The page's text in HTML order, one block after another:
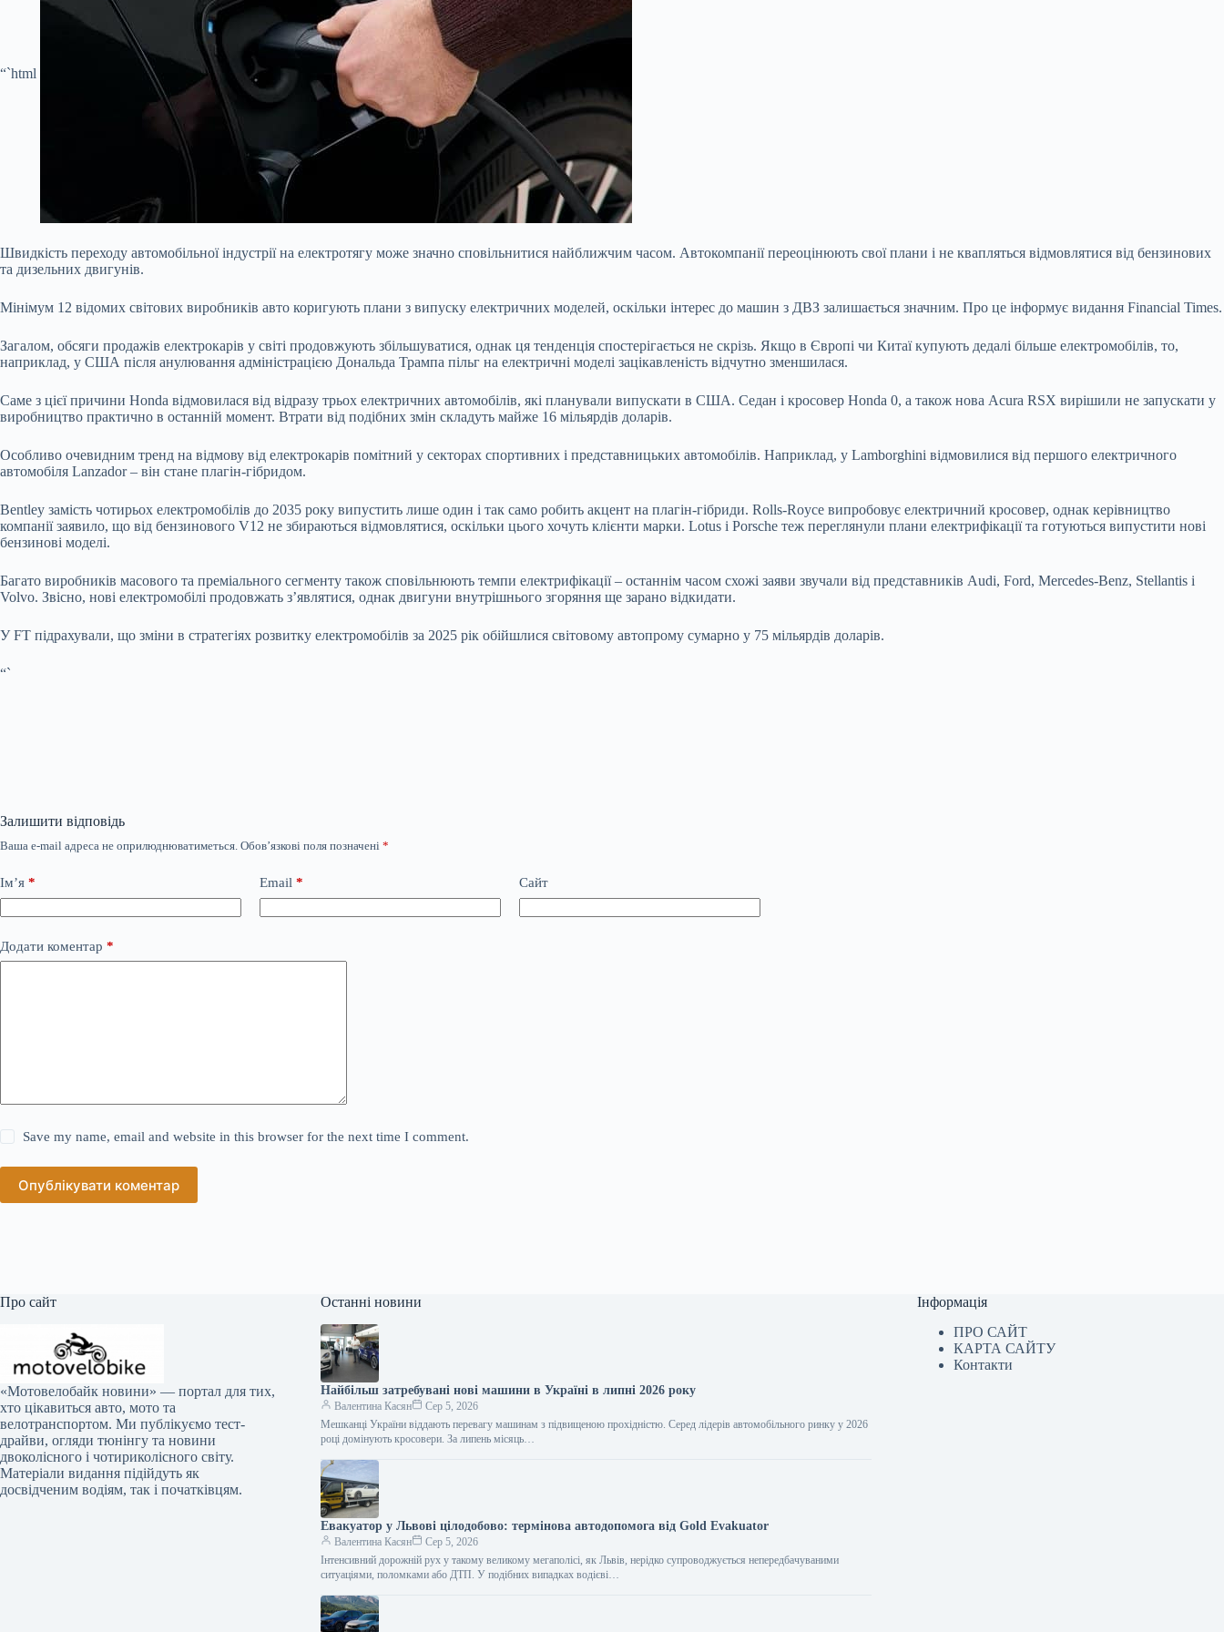
“`html
Швидкість переходу автомобільної індустрії на електротягу може значно сповільнитися найближчим часом. Автокомпанії переоцінюють свої плани і не квапляться відмовлятися від бензинових
та дизельних двигунів.
Мінімум 12 відомих світових виробників авто коригують плани з випуску електричних моделей, оскільки інтерес до машин з ДВЗ залишається значним. Про це інформує видання Financial Times.
Загалом, обсяги продажів електрокарів у світі продовжують збільшуватися, однак ця тенденція спостерігається не скрізь. Якщо в Європі чи Китаї купують дедалі більше електромобілів, то,
наприклад, у США після анулювання адміністрацією Дональда Трампа пільг на електричні моделі зацікавленість відчутно зменшилася.
Саме з цієї причини Honda відмовилася від відразу трьох електричних автомобілів, які планували випускати в США. Седан і кросовер Honda 0, а також нова Acura RSX вирішили не запускати у
виробництво практично в останній момент. Втрати від подібних змін складуть майже 16 мільярдів доларів.
Особливо очевидним тренд на відмову від електрокарів помітний у секторах спортивних і представницьких автомобілів. Наприклад, у Lamborghini відмовилися від першого електричного
автомобіля Lanzador – він стане плагін-гібридом.
Bentley замість чотирьох електромобілів до 2035 року випустить лише один і так само робить акцент на плагін-гібриди. Rolls-Royce випробовує електричний кросовер, однак керівництво
компанії заявило, що від бензинового V12 не збираються відмовлятися, оскільки цього хочуть клієнти марки. Lotus і Porsche теж переглянули плани електрифікації та готуються випустити нові
бензинові моделі.
Багато виробників масового та преміального сегменту також сповільнюють темпи електрифікації – останнім часом схожі заяви звучали від представників Audi, Ford, Mercedes-Benz, Stellantis і
Volvo. Звісно, нові електромобілі продовжать з’являтися, однак двигуни внутрішнього згоряння ще зарано відкидати.
У FT підрахували, що зміни в стратегіях розвитку електромобілів за 2025 рік обійшлися світовому автопрому сумарно у 75 мільярдів доларів.
“`
Залишити відповідь
Ваша e-mail адреса не оприлюднюватиметься. Обов’язкові поля позначені *
Ім’я * Email * Сайт
Додати коментар *
Save my name, email and website in this browser for the next time I comment.
Опублікувати коментар
Про сайт
«Мотовелобайк новини» — портал для тих,
хто цікавиться авто, мото та
велотранспортом. Ми публікуємо тест-
драйви, огляди тюнінгу та новини
двоколісного і чотириколісного світу.
Матеріали видання підійдуть як
досвідченим водіям, так і початківцям.
Останні новини
Найбільш затребувані нові машини в Україні в липні 2026 року
Валентина Касян
Сер 5, 2026
Мешканці України віддають перевагу машинам з підвищеною прохідністю. Серед лідерів автомобільного ринку у 2026
році домінують кросовери. За липень місяць…
Евакуатор у Львові цілодобово: термінова автодопомога від Gold Evakuator
Валентина Касян
Сер 5, 2026
Інтенсивний дорожній рух у такому великому мегаполісі, як Львів, нерідко супроводжується непередбачуваними
ситуаціями, поломками або ДТП. У подібних випадках водієві…
Інформація
ПРО САЙТ
КАРТА САЙТУ
Контакти